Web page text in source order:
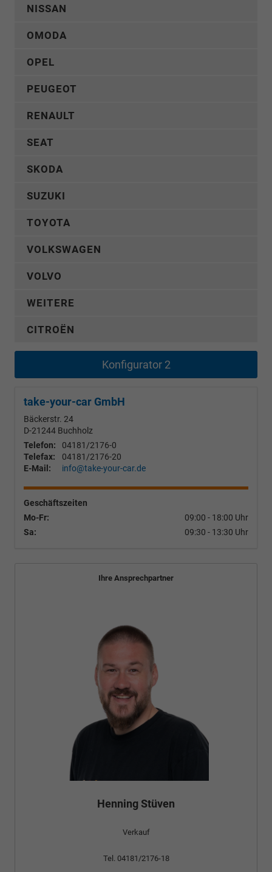
NISSAN
OMODA
OPEL
PEUGEOT
RENAULT
SEAT
SKODA
SUZUKI
TOYOTA
VOLKSWAGEN
VOLVO
WEITERE
CITROËN
Konfigurator 2
take-your-car GmbH
Bäckerstr. 24
D-21244 Buchholz
Telefon:
04181/2176-0
Telefax:
04181/2176-20
E-Mail:
info@take-your-car.de
Geschäftszeiten
Mo-Fr:
09:00 - 18:00 Uhr
Sa:
09:30 - 13:30 Uhr
Ihre Ansprechpartner
Henning Stüven
Verkauf
Tel. 04181/2176-18